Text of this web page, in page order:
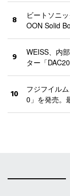
8
ビートソニ
OON Solid
9
WEISS、内
ター「
10
フジフイル
0」を発売。